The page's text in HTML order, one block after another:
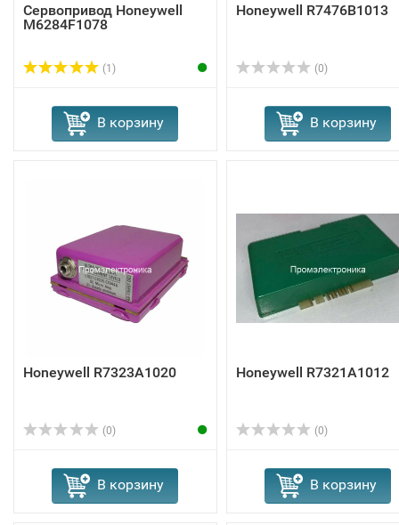
Сервопривод Honeywell
M6284F1078
(1)
В корзину
Honeywell R7476B1013
(0)
В корзину
Honeywell R7323A1020
(0)
В корзину
Honeywell R7321A1012
(0)
В корзину